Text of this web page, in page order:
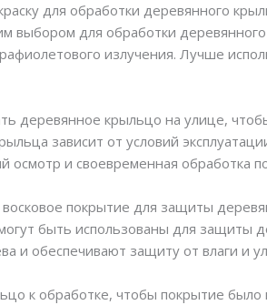
для обработки деревянного
выбором для обработки
излучения. Лучше
деревянное крыльцо на улице,
зависит от условий
осмотр и своевременная обработка
покрытие для защиты
быть использованы для защиты
и обеспечивают защиту от влаги и
к обработке, чтобы покрытие было